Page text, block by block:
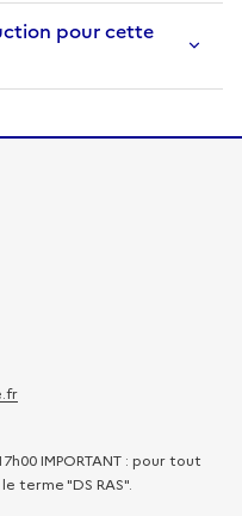
pour cette
démarche
IMPORTANT : pour tout
terme "DS RAS".